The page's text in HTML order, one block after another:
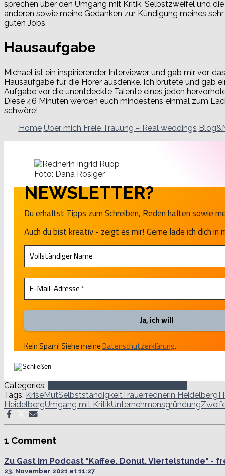
sprechen über den Umgang mit Kritik, Selbstzweifel und
anderen sowie meine Gedanken zur Kündigung meines
guten Jobs.
Hausaufgabe
Michael ist ein inspirierender Interviewer und gab mir vor,
Hausaufgabe für die Hörer ausdenke. Ich brütete und gab
Aufgabe vor die unentdeckte Talente eines jeden
Diese 46 Minuten werden euch mindestens einmal zum
schwöre!
Home Über mich Freie Trauung − Real weddings
Foto: Dana Rösiger
NEWSLETTER?
Du erhältst Tipps zum Schreiben, Reden halten sowie
Auch du bist kreativ - zeigt es mir! Gerne lade ich dich in
Kein Spam! Siehe meineDatenschutzerklärung.
Categories:
Tags: KriseMutSelbstständigkeitTrauerrednerin Heidelberg
HeidelbergUmgang mit KritikUnternehmensgründung
1 Comment
Zu Gast im Podcast "Kaffee. Donut. Viertelstunde" -
23. November 2021 at 11:27